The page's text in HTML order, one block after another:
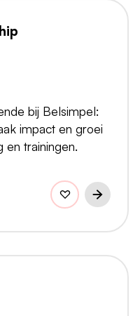
bij Belsimpel:
impact en groei
en trainingen.